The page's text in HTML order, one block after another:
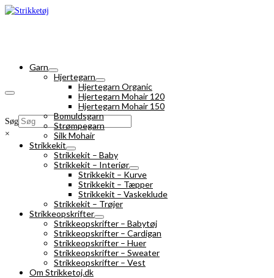
Søg
×
Garn
Hjertegarn
Hjertegarn Organic
Hjertegarn Mohair 120
Hjertegarn Mohair 150
Bomuldsgarn
Strømpegarn
Silk Mohair
Strikkekit
Strikkekit – Baby
Strikkekit – Interiør
Strikkekit – Kurve
Strikkekit – Tæpper
Strikkekit – Vaskeklude
Strikkekit – Trøjer
Strikkeopskrifter
Strikkeopskrifter – Babytøj
Strikkeopskrifter – Cardigan
Strikkeopskrifter – Huer
Strikkeopskrifter – Sweater
Strikkeopskrifter – Vest
Om Strikketoj.dk